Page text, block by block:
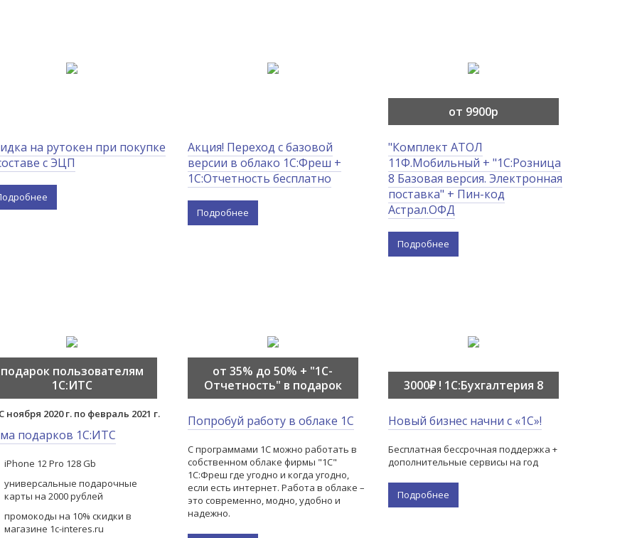
на рутокен при покупке
с ЭЦП
Акция! Переход с базовой
версии в облако 1С:Фреш +
1С:Отчетность бесплатно
Подробнее
от 9900р
"Комплект АТОЛ
11Ф.Мобильный + "1С:Розница
8 Базовая версия. Электронная
поставка" + Пин-код
Астрал.ОФД
Подробнее
подарок пользователям
1С:ИТС
ноября 2020 г. по февраль 2021 г.
подарков 1С:ИТС
iPhone 12 Pro 128 Gb
универсальные подарочные
карты на 2000 рублей
промокоды на 10% скидки в
магазине 1c-interes.ru
от 35% до 50% + "1C-
Отчетность" в подарок
Попробуй работу в облаке 1С
С программами 1С можно работать в
собственном облаке фирмы "1С"
1С:Фреш где угодно и когда угодно,
если есть интернет. Работа в облаке –
это современно, модно, удобно и
надежно.
3000₽ ! 1С:Бухгалтерия 8
Новый бизнес начни с «1С»!
Бесплатная бессрочная поддержка +
дополнительные сервисы на год
Подробнее